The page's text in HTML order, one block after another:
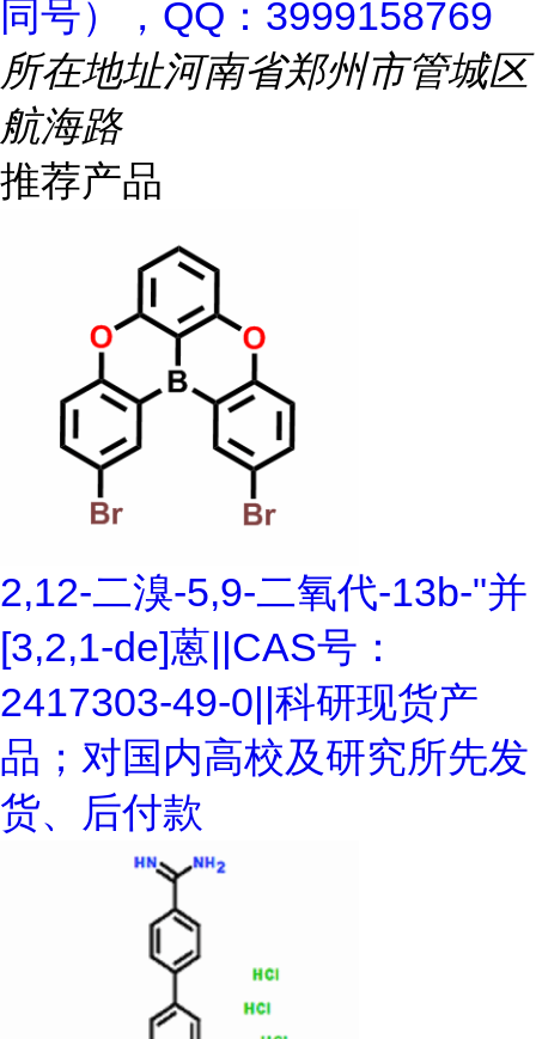
同号），QQ：3999158769
所在地址河南省郑州市管城区
航海路
推荐产品
2,12-二溴-5,9-二氧代-13b-"并
[3,2,1-de]蒽||CAS号：
2417303-49-0||科研现货产
品；对国内高校及研究所先发
货、后付款